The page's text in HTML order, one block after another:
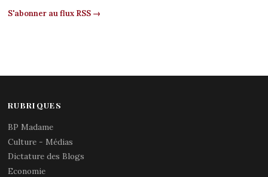
S'abonner au flux RSS →
RUBRIQUES
BP Madame
Culture - Médias
Dictature des Blogs
Economie